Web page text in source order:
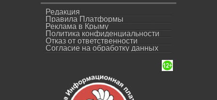
Редакция
Правила Платформы
Реклама в Крыму
Политика конфиденциальности
Отказ от ответственности
Согласие на обработку данных